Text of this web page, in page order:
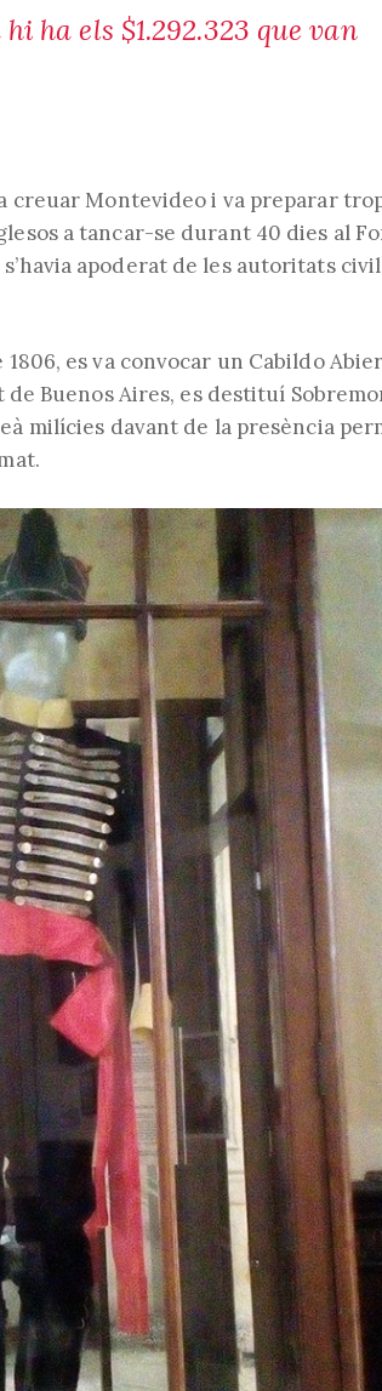
ha els $1.292.323 que van
creuar Montevideo i va preparar
a tancar-se durant 40 dies al
apoderat de les autoritats
es va convocar un Cabildo
Buenos Aires, es destituí
milícies davant de la presència